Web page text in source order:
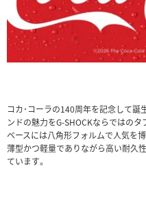
コカ･コーラの140周年を記念して誕
ンドの魅力をG-SHOCKならではの
ベースには八角形フォルムで人気を博
薄型かつ軽量でありながら高い耐久
ています。